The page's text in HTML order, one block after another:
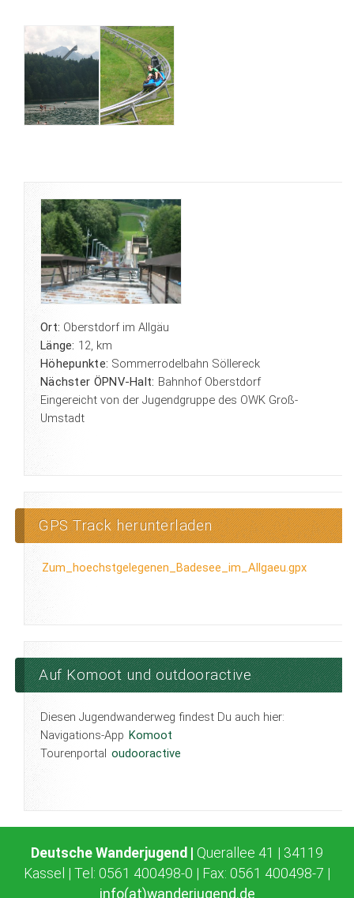
Ort: Oberstdorf im Allgäu
Länge: 12, km
Höhepunkte: Sommerrodelbahn Söllereck
Nächster ÖPNV-Halt: Bahnhof Oberstdorf
Eingereicht von der Jugendgruppe des OWK Groß-
Umstadt
GPS Track herunterladen
Zum_hoechstgelegenen_Badesee_im_Allgaeu.gpx
Auf Komoot und outdooractive
Diesen Jugendwanderweg findest Du auch hier:
Navigations-App Komoot
Tourenportal oudooractive
Deutsche Wanderjugend | Querallee 41 | 34119
Kassel | Tel: 0561 400498-0 | Fax: 0561 400498-7 |
info(at)wanderjugend.de